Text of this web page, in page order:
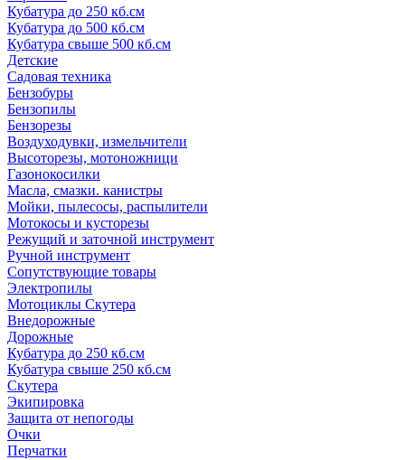
Кубатура до 250 кб.см
Кубатура до 500 кб.см
Кубатура свыше 500 кб.см
Детские
Садовая техника
Бензобуры
Бензопилы
Бензорезы
Воздуходувки, измельчители
Высоторезы, мотоножници
Газонокосилки
Масла, смазки. канистры
Мойки, пылесосы, распылители
Мотокосы и кусторезы
Режущий и заточной инструмент
Ручной инструмент
Сопутствующие товары
Электропилы
Мотоциклы Скутера
Внедорожные
Дорожные
Кубатура до 250 кб.см
Кубатура свыше 250 кб.см
Скутера
Экипировка
Защита от непогоды
Очки
Перчатки